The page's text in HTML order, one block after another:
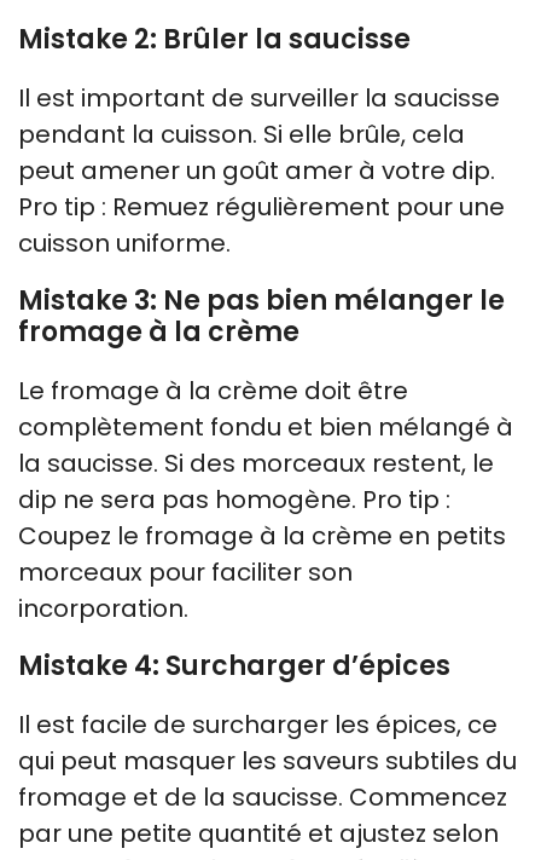
Mistake 2: Brûler la saucisse
Il est important de surveiller la saucisse
pendant la cuisson. Si elle brûle, cela
peut amener un goût amer à votre dip.
Pro tip : Remuez régulièrement pour une
cuisson uniforme.
Mistake 3: Ne pas bien mélanger le
fromage à la crème
Le fromage à la crème doit être
complètement fondu et bien mélangé à
la saucisse. Si des morceaux restent, le
dip ne sera pas homogène. Pro tip :
Coupez le fromage à la crème en petits
morceaux pour faciliter son
incorporation.
Mistake 4: Surcharger d’épices
Il est facile de surcharger les épices, ce
qui peut masquer les saveurs subtiles du
fromage et de la saucisse. Commencez
par une petite quantité et ajustez selon